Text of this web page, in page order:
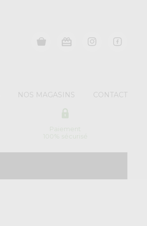
NOS MAGASINS CONTACT
Paiement
100% sécurisé